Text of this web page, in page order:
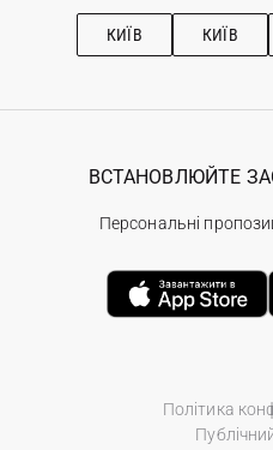
КИЇВ КИЇВ
Політика
ВСТАНОВЛЮЙТЕ
Персональні